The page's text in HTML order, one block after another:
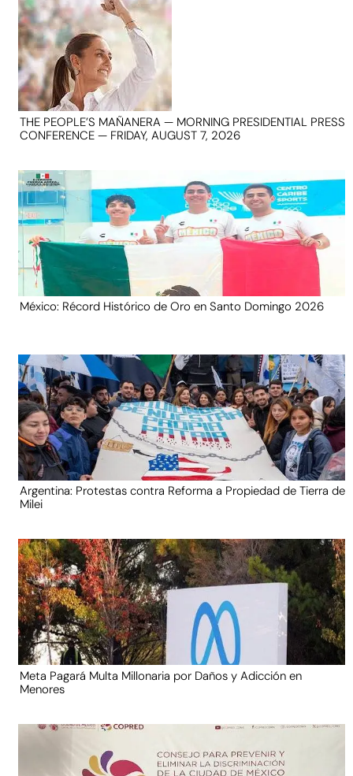
THE PEOPLE’S MAÑANERA — MORNING PRESIDENTIAL PRESS
CONFERENCE — FRIDAY, AUGUST 7, 2026
México: Récord Histórico de Oro en Santo Domingo 2026
Argentina: Protestas contra Reforma a Propiedad de Tierra de
Milei
Meta Pagará Multa Millonaria por Daños y Adicción en
Menores